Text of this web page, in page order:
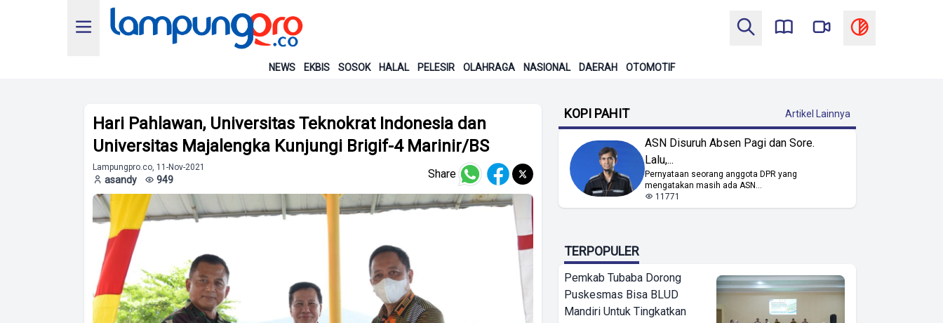
NEWS EKBIS SOSOK HALAL PELESIR OLAHRAGA NASIONAL DAERAH OTOMOTIF
Hari Pahlawan, Universitas Teknokrat Indonesia dan
Universitas Majalengka Kunjungi Brigif-4 Marinir/BS
Lampungpro.co, 11-Nov-2021
asandy 949 Share
KOPI PAHIT Artikel Lainnya
ASN Disuruh Absen Pagi dan Sore.
Lalu,...
Pernyataan seorang anggota DPR yang
mengatakan masih ada ASN...
11771
TERPOPULER
Pemkab Tubaba Dorong
Puskesmas Bisa BLUD
Mandiri Untuk Tingkatkan